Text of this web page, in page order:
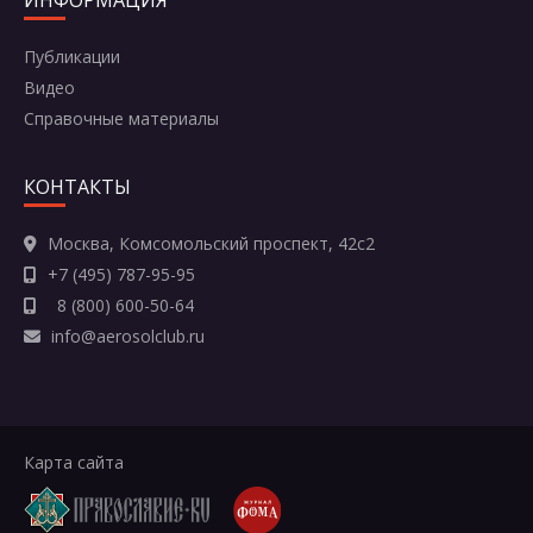
Публикации
Видео
Справочные материалы
КОНТАКТЫ
Москва, Комсомольский проспект, 42с2
+7 (495) 787-95-95
8 (800) 600-50-64
info@aerosolclub.ru
Карта сайта